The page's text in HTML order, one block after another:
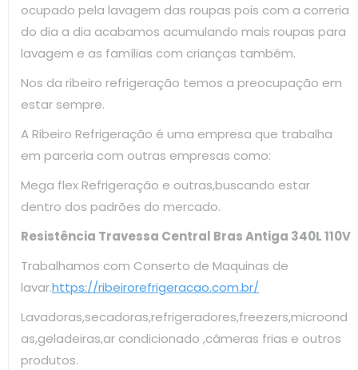
ocupado pela lavagem das roupas pois com a correria
do dia a dia acabamos acumulando mais roupas para
lavagem e as famílias com crianças também.
Nos da ribeiro refrigeração temos a preocupação em
estar sempre.
A Ribeiro Refrigeração é uma empresa que trabalha
em parceria com outras empresas como:
Mega flex Refrigeração e outras,buscando estar
dentro dos padrões do mercado.
Resistência Travessa Central Bras Antiga 340L 110V
Trabalhamos com Conserto de Maquinas de
lavar.https://ribeirorefrigeracao.com.br/
Lavadoras,secadoras,refrigeradores,freezers,microond
as,geladeiras,ar condicionado ,câmeras frias e outros
produtos.